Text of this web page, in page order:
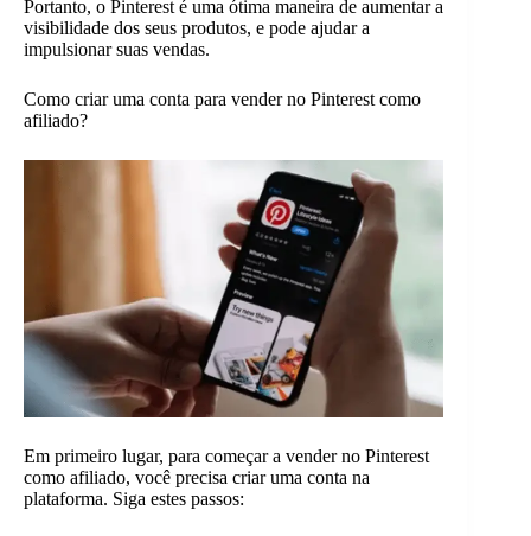
Portanto, o Pinterest é uma ótima maneira de aumentar a
visibilidade dos seus produtos, e pode ajudar a
impulsionar suas vendas.
Como criar uma conta para vender no Pinterest como
afiliado?
Em primeiro lugar, para começar a vender no Pinterest
como afiliado, você precisa criar uma conta na
plataforma. Siga estes passos: